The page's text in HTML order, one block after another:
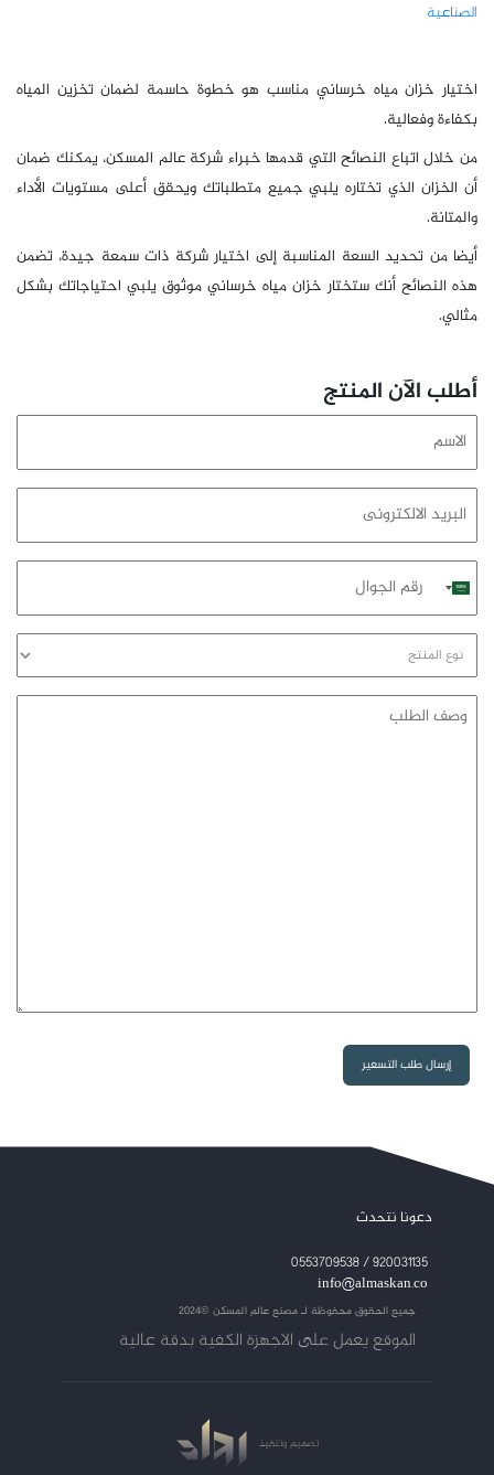
الصناعية
اختيار خزان مياه خرساني مناسب هو خطوة حاسمة لضمان تخزين المياه
بكفاءة وفعالية.
من خلال اتباع النصائح التي قدمها خبراء شركة عالم المسكن، يمكنك ضمان
أن الخزان الذي تختاره يلبي جميع متطلباتك ويحقق أعلى مستويات الأداء
والمتانة.
أيضا من تحديد السعة المناسبة إلى اختيار شركة ذات سمعة جيدة، تضمن
هذه النصائح أنك ستختار خزان مياه خرساني موثوق يلبي احتياجاتك بشكل
مثالي.
أطلب الآن المنتج
الالكترونى
الجوال
Saudi
+966
نوع
المنتج
وصف
الطلب
دعونا نتحدث
920031135 / 0553709538
info@almaskan.co
جميع الحقوق محفوظة لـمصنع عالم المسكن ©2024
الموقع يعمل على الاجهزة الكفية بدقة عالية
تصميموتنفيذ